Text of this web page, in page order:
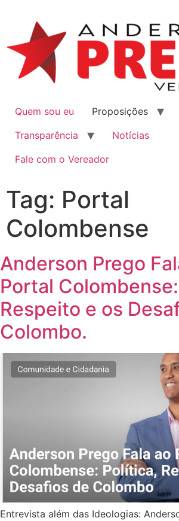
Quem sou eu
Proposições
Transparência
Notícias
Fale com o Vereador
Tag: Portal
Colombense
Anderson Prego
Portal
Respeito e os
Colombo.
Entrevista além das Ideologias: